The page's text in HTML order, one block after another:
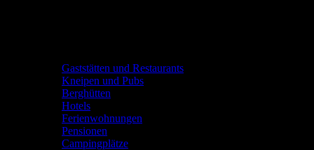
Gaststätten und Restaurants
Kneipen und Pubs
Berghütten
Hotels
Ferienwohnungen
Pensionen
Campingplätze